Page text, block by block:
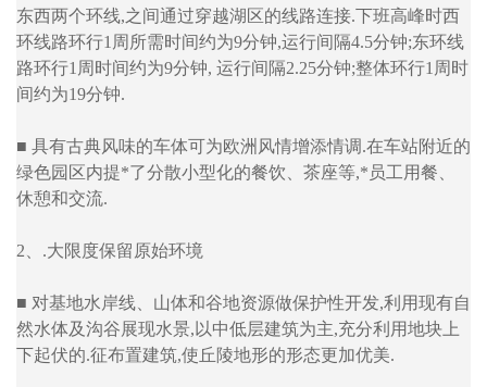
东西两个环线,之间通过穿越湖区的线路连接.下班高峰时西
环线路环行1周所需时间约为9分钟,运行间隔4.5分钟;东环线
路环行1周时间约为9分钟, 运行间隔2.25分钟;整体环行1周时
间约为19分钟.
■ 具有古典风味的车体可为欧洲风情增添情调.在车站附近的
绿色园区内提*了分散小型化的餐饮、茶座等,*员工用餐、
休憩和交流.
2、.大限度保留原始环境
■ 对基地水岸线、山体和谷地资源做保护性开发,利用现有自
然水体及沟谷展现水景,以中低层建筑为主,充分利用地块上
下起伏的.征布置建筑,使丘陵地形的形态更加优美.